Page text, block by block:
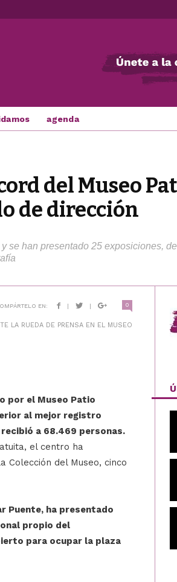
agenda
del Museo
de dirección
se han presentado 25 exposiciones,
EN: | | 0
LA RUEDA DE PRENSA EN EL MUSEO
por el Museo Patio
al mejor registro
a 68.469 personas.
el centro ha
Colección del Museo, cinco
Puente, ha presentado
propio del
para ocupar la plaza